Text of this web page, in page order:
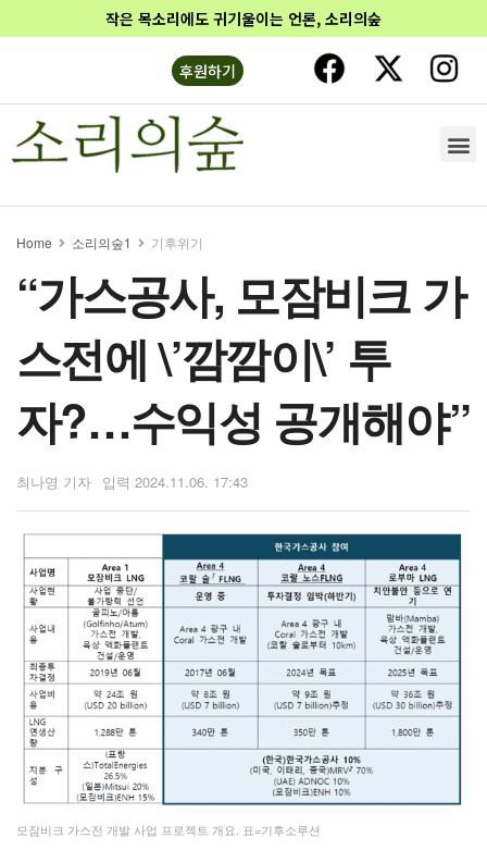
작은 목소리에도 귀기울이는 언론, 소리의숲
후원하기
Home 소리의숲1 기후위기
“가스공사, 모잠비크 가
스전에 \’깜깜이\’ 투
자?…수익성 공개해야”
최나영 기자 2024.11.06. 17:43
모잠비크 가스전 개발 사업 프로젝트 개요. 표=기후소루션